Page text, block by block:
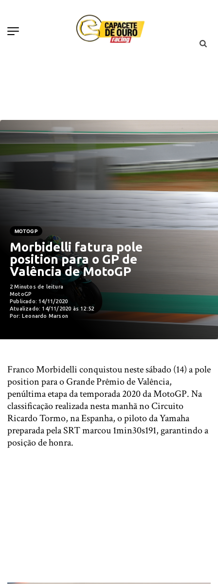
MOTOGP
Morbidelli fatura pole
position para o GP de
Valência de MotoGP
2 Minutos de leitura
MotoGP
Publicado: 14/11/2020
Atualizado: 14/11/2020 às 12:52
Por: Leonardo Marson
Franco Morbidelli conquistou neste sábado (14) a pole
position para o Grande Prêmio de Valência,
penúltima etapa da temporada 2020 da MotoGP. Na
classificação realizada nesta manhã no Circuito
Ricardo Tormo, na Espanha, o piloto da Yamaha
preparada pela SRT marcou 1min30s191, garantindo a
posição de honra.